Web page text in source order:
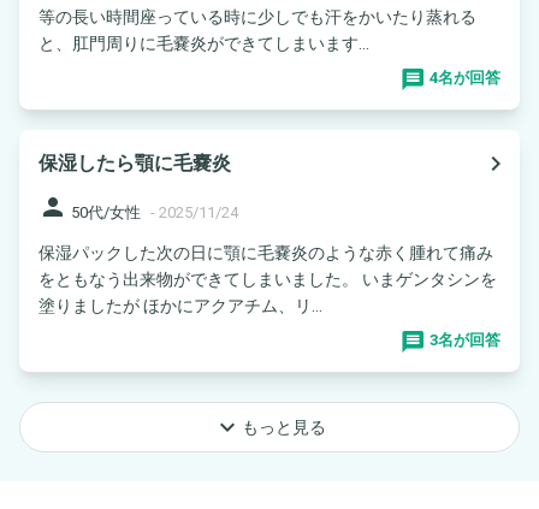
等の長い時間座っている時に少しでも汗をかいたり蒸れる
と、肛門周りに毛嚢炎ができてしまいます...
4名が回答
保湿したら顎に毛嚢炎
navigate_next
person 50代/女性 - 2025/11/24
保湿パックした次の日に顎に毛嚢炎のような赤く腫れて痛み
をともなう出来物ができてしまいました。 いまゲンタシンを
塗りましたが ほかにアクアチム、リ...
3名が回答
keyboard_arrow_down もっと見る